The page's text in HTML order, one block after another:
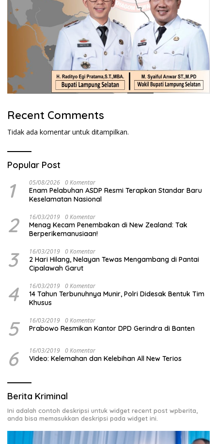
Recent Comments
Tidak ada komentar untuk ditampilkan.
Popular Post
1 05/08/2026 0 Komentar
Enam Pelabuhan ASDP Resmi Terapkan Standar Baru
Keselamatan Nasional
2 16/03/2019 0 Komentar
Menag Kecam Penembakan di New Zealand: Tak
Berperikemanusiaan!
3 16/03/2019 0 Komentar
2 Hari Hilang, Nelayan Tewas Mengambang di Pantai
Cipalawah Garut
4 16/03/2019 0 Komentar
14 Tahun Terbunuhnya Munir, Polri Didesak Bentuk Tim
Khusus
5 16/03/2019 0 Komentar
Prabowo Resmikan Kantor DPD Gerindra di Banten
6 16/03/2019 0 Komentar
Video: Kelemahan dan Kelebihan All New Terios
Berita Kriminal
Ini adalah contoh deskripsi untuk widget recent post wpberita,
anda bisa memasukkan deskripsi pada widget ini.